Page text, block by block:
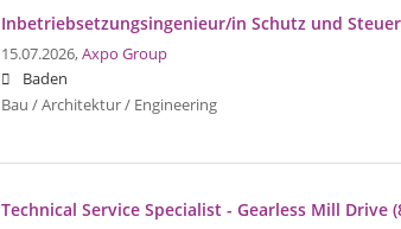
Inbetriebsetzungsingenieur/in Schutz und
15.07.2026,Axpo Group
Baden
Bau / Architektur / Engineering
Technical Service Specialist - Gearless Mill Drive